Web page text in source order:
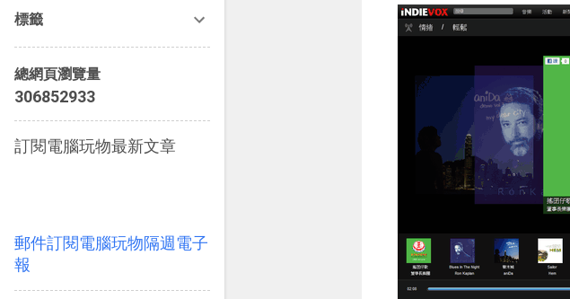
標籤
總網頁瀏覽量
306852933
訂閱電腦玩物最新文章
郵件訂閱電腦玩物隔週電子
報